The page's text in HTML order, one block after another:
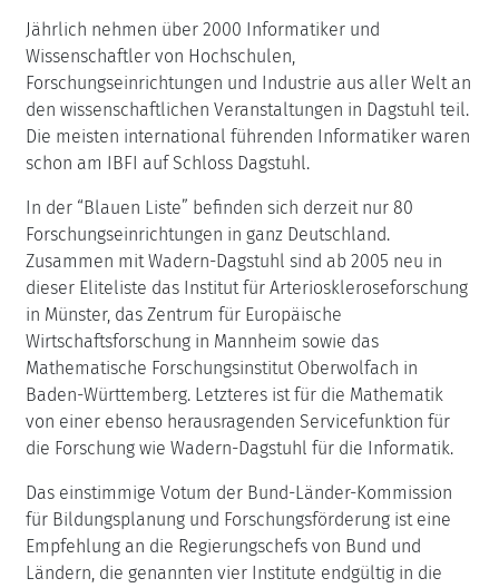
Jährlich nehmen über 2000 Informatiker und
Wissenschaftler von Hochschulen,
Forschungseinrichtungen und Industrie aus aller Welt an
den wissenschaftlichen Veranstaltungen in Dagstuhl teil.
Die meisten international führenden Informatiker waren
schon am IBFI auf Schloss Dagstuhl.
In der “Blauen Liste” befinden sich derzeit nur 80
Forschungseinrichtungen in ganz Deutschland.
Zusammen mit Wadern-Dagstuhl sind ab 2005 neu in
dieser Eliteliste das Institut für Arterioskleroseforschung
in Münster, das Zentrum für Europäische
Wirtschaftsforschung in Mannheim sowie das
Mathematische Forschungsinstitut Oberwolfach in
Baden-Württemberg. Letzteres ist für die Mathematik
von einer ebenso herausragenden Servicefunktion für
die Forschung wie Wadern-Dagstuhl für die Informatik.
Das einstimmige Votum der Bund-Länder-Kommission
für Bildungsplanung und Forschungsförderung ist eine
Empfehlung an die Regierungschefs von Bund und
Ländern, die genannten vier Institute endgültig in die